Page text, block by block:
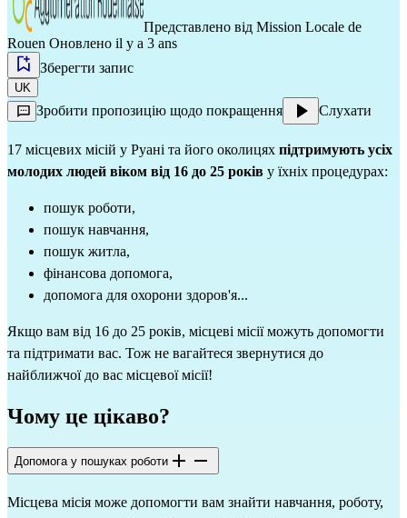
Представлено від Mission Locale de
Rouen Оновлено il y a 3 ans
Зберегти запис
UK
Зробити пропозицію щодо покращення Слухати
17 місцевих місій у Руані та його околицях підтримують усіх
молодих людей віком від 16 до 25 років у їхніх процедурах:
пошук роботи,
пошук навчання,
пошук житла,
фінансова допомога,
допомога для охорони здоров'я...
Якщо вам від 16 до 25 років, місцеві місії можуть допомогти
та підтримати вас. Тож не вагайтеся звернутися до
найближчої до вас місцевої місії!
Чому це цікаво?
Допомога у пошуках роботи
Місцева місія може допомогти вам знайти навчання, роботу,